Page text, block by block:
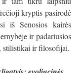
kryptis pasirodė
iš Senosios kairės
ir padariusios
stilistikai ir filosofijai.